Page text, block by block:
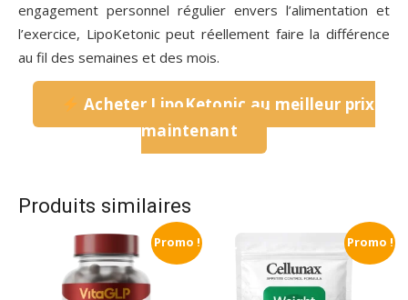
engagement personnel régulier envers l’alimentation et
l’exercice, LipoKetonic peut réellement faire la différence
au fil des semaines et des mois.
Acheter LipoKetonic au meilleur prix
maintenant
Produits similaires
Promo ! Promo !